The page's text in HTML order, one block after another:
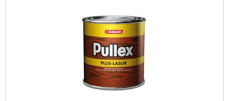
В корзину
Подробнее